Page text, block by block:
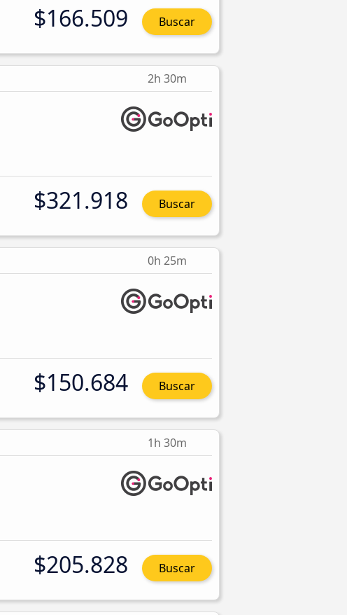
$166.509 Buscar
2h 30m
$321.918 Buscar
0h 25m
$150.684 Buscar
1h 30m
$205.828 Buscar